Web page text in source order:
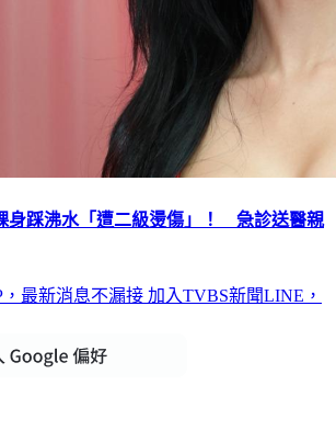
身踩沸水「遭二級燙傷」！ 急診送醫親
最新消息不漏接 加入TVBS新聞LINE，